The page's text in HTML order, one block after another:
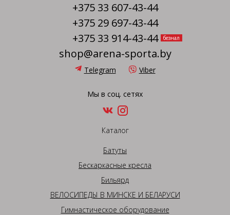
+375 33 607-43-44
+375 29 697-43-44
+375 33 914-43-44
безнал
shop@arena-sporta.by
Telegram Viber
Мы в соц. сетях
Каталог
Батуты
Бескаркасные кресла
Бильярд
ВЕЛОСИПЕДЫ В МИНСКЕ И БЕЛАРУСИ
Гимнастическое оборудование